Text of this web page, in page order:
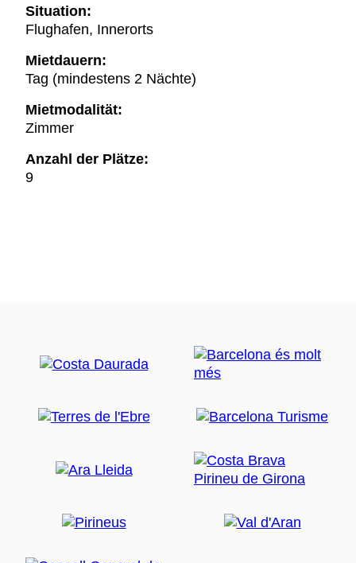
Situation:
Flughafen, Innerorts
Mietdauern:
Tag (mindestens 2 Nächte)
Mietmodalität:
Zimmer
Anzahl der Plätze:
9